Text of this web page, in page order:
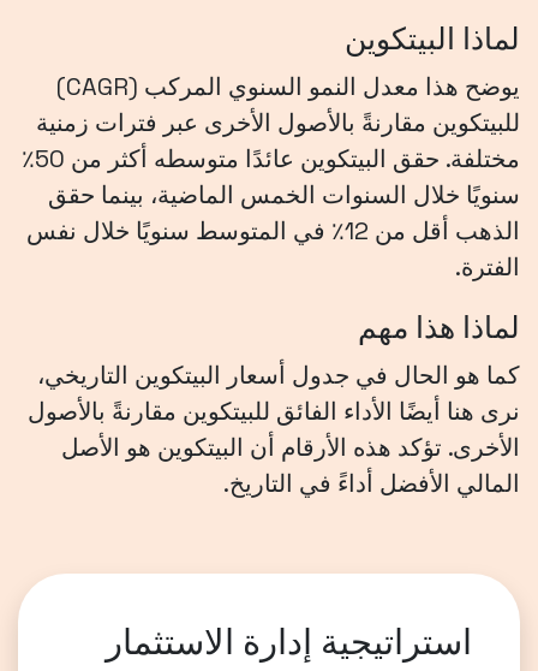
لماذا البيتكوين
يوضح هذا معدل النمو السنوي المركب (CAGR)
للبيتكوين مقارنةً بالأصول الأخرى عبر فترات زمنية
مختلفة. حقق البيتكوين عائدًا متوسطه أكثر من 50٪
سنويًا خلال السنوات الخمس الماضية، بينما حقق
الذهب أقل من 12٪ في المتوسط سنويًا خلال نفس
الفترة.
لماذا هذا مهم
كما هو الحال في جدول أسعار البيتكوين التاريخي،
نرى هنا أيضًا الأداء الفائق للبيتكوين مقارنةً بالأصول
الأخرى. تؤكد هذه الأرقام أن البيتكوين هو الأصل
المالي الأفضل أداءً في التاريخ.
استراتيجية إدارة الاستثمار